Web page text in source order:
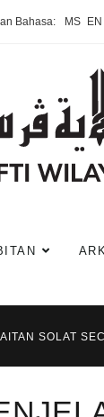
Bahasa: MS EN
SOLAT